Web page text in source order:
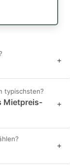
+
typischsten?
Mietpreis-
+
+